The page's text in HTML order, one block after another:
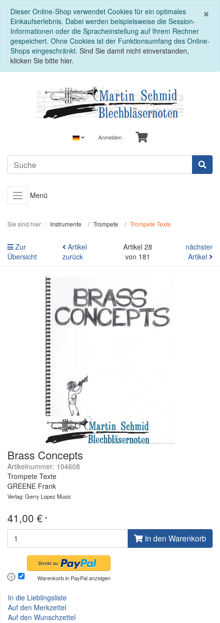
×
Dieser Online-Shop verwendet Cookies für ein optimales
Einkaufserlebnis. Dabei werden beispielsweise die Session-
Informationen oder die Spracheinstellung auf Ihrem Rechner
gespeichert. Ohne Cookies ist der Funktionsumfang des Online-
Shops eingeschränkt. Sind Sie damit nicht einverstanden,
klicken Sie bitte hier.
Anmelden
Menü
Sie sind hier: Instrumente Trompete Trompete Texte
Zur
Übersicht
Artikel
zurück
Artikel 28
von 181
nächster
Artikel
Brass Concepts
Artikelnummer: 104608
Trompete Texte
GREENE Frank
Verlag: Gerry Lopez Music
41,00 € *
In den Warenkorb
? Warenkorb in PayPal anzeigen
In die Lieblingsliste
Auf den Merkzettel
Auf den Wunschzettel